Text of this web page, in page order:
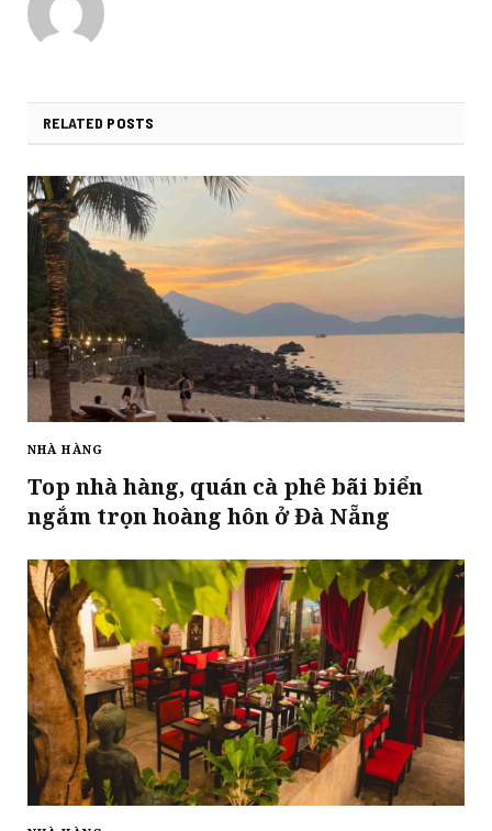
RELATED POSTS
NHÀ HÀNG
Top nhà hàng, quán cà phê bãi biển
ngắm trọn hoàng hôn ở Đà Nẵng